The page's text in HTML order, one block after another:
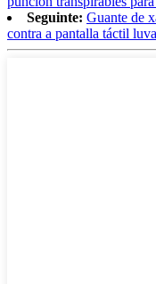
Seguinte: Guante de
contra a pantalla táctil